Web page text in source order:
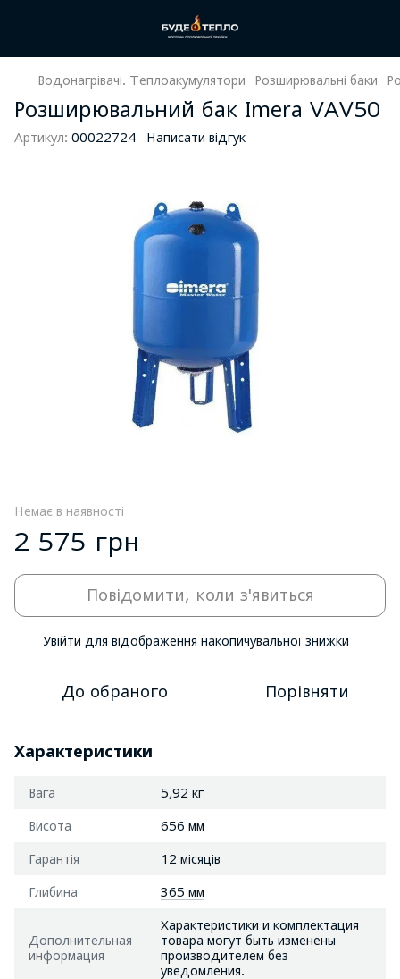
Водонагрівачі. Теплоакумулятори Розширювальні баки
Розширювальний бак Imera VAV50
Артикул: 00022724 Написати відгук
Немає в наявності
2 575 грн
Повідомити, коли з'явиться
Увійти для відображення накопичувальної знижки
До обраного Порівняти
Характеристики
Вага 5,92 кг
Висота 656 мм
Гарантія 12 місяців
Глибина 365 мм
Дополнительная
информация
Характеристики и комплектация
товара могут быть изменены
производителем без
уведомления.